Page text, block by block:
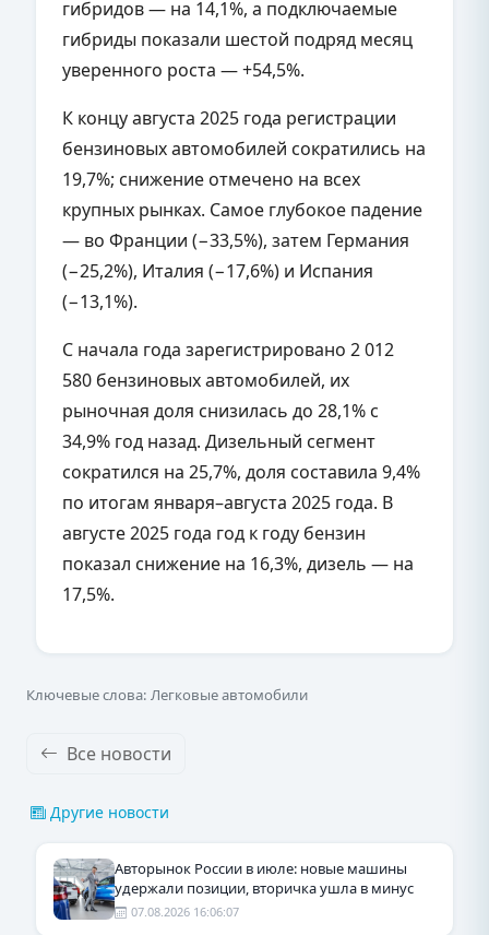
гибридов — на 14,1%, а подключаемые
гибриды показали шестой подряд месяц
уверенного роста — +54,5%.
К концу августа 2025 года регистрации
бензиновых автомобилей сократились на
19,7%; снижение отмечено на всех
крупных рынках. Самое глубокое падение
— во Франции (−33,5%), затем Германия
(−25,2%), Италия (−17,6%) и Испания
(−13,1%).
С начала года зарегистрировано 2 012
580 бензиновых автомобилей, их
рыночная доля снизилась до 28,1% с
34,9% год назад. Дизельный сегмент
сократился на 25,7%, доля составила 9,4%
по итогам января–августа 2025 года. В
августе 2025 года год к году бензин
показал снижение на 16,3%, дизель — на
17,5%.
Ключевые слова: Легковые автомобили
Все новости
Другие новости
Авторынок России в июле: новые машины
удержали позиции, вторичка ушла в минус
07.08.2026 16:06:07